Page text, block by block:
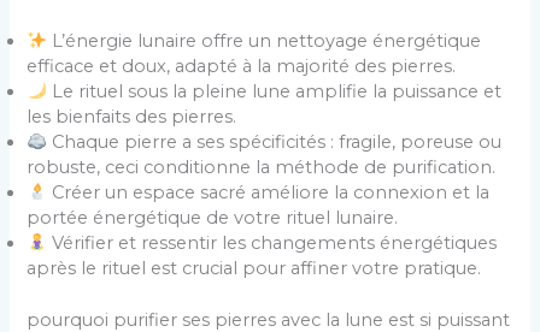
L’énergie lunaire offre un nettoyage énergétique
efficace et doux, adapté à la majorité des pierres.
Le rituel sous la pleine lune amplifie la puissance et
les bienfaits des pierres.
Chaque pierre a ses spécificités : fragile, poreuse ou
robuste, ceci conditionne la méthode de purification.
Créer un espace sacré améliore la connexion et la
portée énergétique de votre rituel lunaire.
Vérifier et ressentir les changements énergétiques
après le rituel est crucial pour affiner votre pratique.
pourquoi purifier ses pierres avec la lune est si puissant